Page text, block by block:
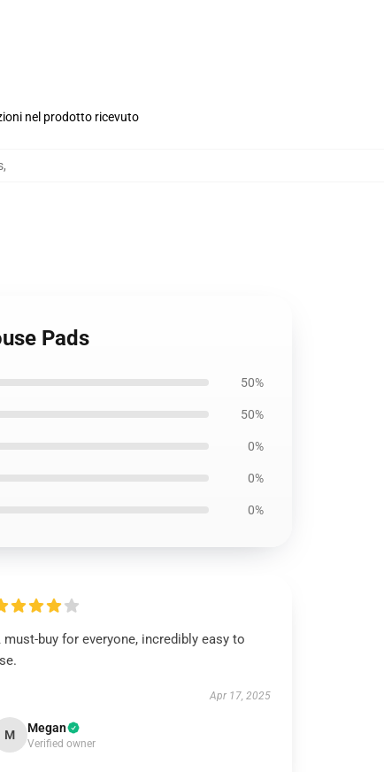
nel prodotto ricevuto
,
Pads
50%
50%
0%
0%
0%
must-buy for everyone, incredibly easy to
Apr 17, 2025
M Megan
Verified owner